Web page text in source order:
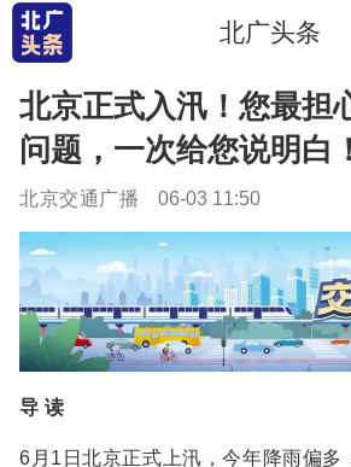
北广头条
北京正式入汛！您最担
问题，一次给您说明白！
北京交通广播 06-03 11:50
导 读
6月1日北京正式上汛，今年降雨偏多